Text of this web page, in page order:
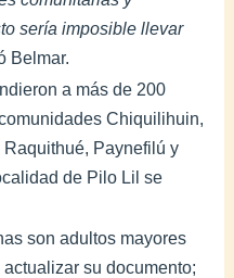
sería imposible llevar
Belmar.
a más de 200
Chiquilihuin,
Paynefilú y
de Pilo Lil se
son adultos mayores
su documento;